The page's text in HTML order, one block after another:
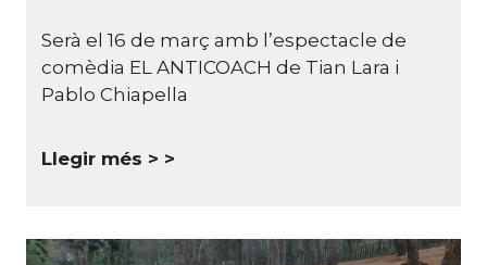
Serà el 16 de març amb l’espectacle de
comèdia EL ANTICOACH de Tian Lara i
Pablo Chiapella
Llegir més >